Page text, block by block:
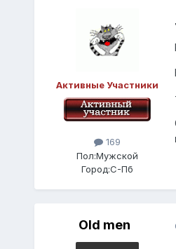
Активные Участники
169
Пол:Мужской
Город:C-Пб
Old men